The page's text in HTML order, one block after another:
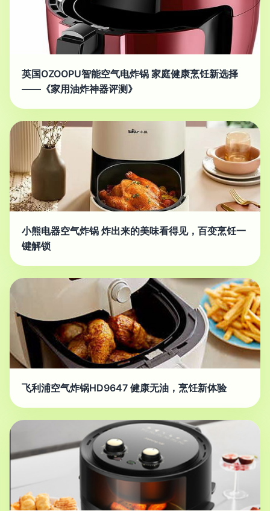
英国OZOOPU智能空气电炸锅 家庭健康烹饪新选择
——《家用油炸神器评测》
小熊电器空气炸锅 炸出来的美味看得见，百变烹饪一
键解锁
飞利浦空气炸锅HD9647 健康无油，烹饪新体验